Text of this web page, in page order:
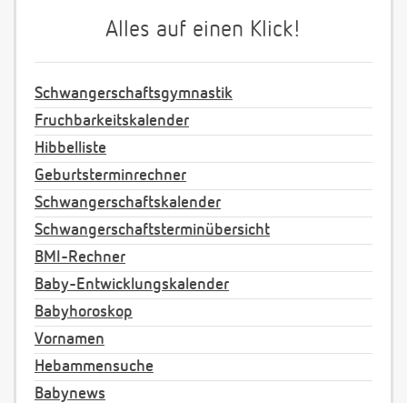
Alles auf einen Klick!
Schwangerschaftsgymnastik
Fruchbarkeitskalender
Hibbelliste
Geburtsterminrechner
Schwangerschaftskalender
Schwangerschaftsterminübersicht
BMI-Rechner
Baby-Entwicklungskalender
Babyhoroskop
Vornamen
Hebammensuche
Babynews